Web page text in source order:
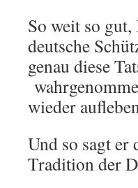
So weit so gut,
deutsche
genau diese
wieder
Und so sagt er
Tradition der